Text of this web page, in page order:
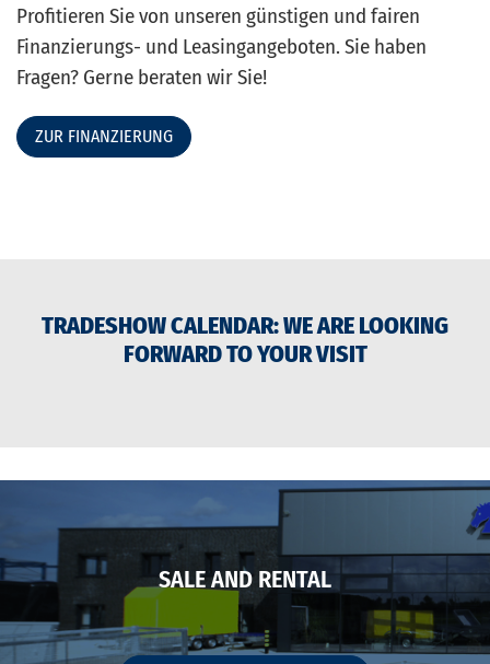
Profitieren Sie von unseren günstigen und fairen
Finanzierungs- und Leasingangeboten. Sie haben
Fragen? Gerne beraten wir Sie!
ZUR FINANZIERUNG
TRADESHOW CALENDAR: WE ARE LOOKING
FORWARD TO YOUR VISIT
SALE AND RENTAL